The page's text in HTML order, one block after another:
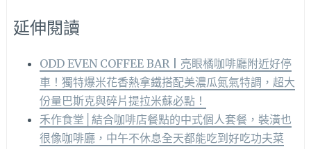
延伸閱讀
ODD EVEN COFFEE BAR | 亮眼橘咖啡廳附近好停
車！獨特爆米花香熱拿鐵搭配美濃瓜氮氣特調，超大
份量巴斯克與碎片提拉米蘇必點！
禾作食堂│結合咖啡店餐點的中式個人套餐，裝潢也
很像咖啡廳，中午不休息全天都能吃到好吃功夫菜